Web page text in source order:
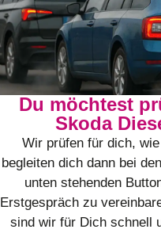
Du möchtest
Skoda
Wir prüfen für dich,
begleiten dich dann bei
unten stehenden
Erstgespräch zu
sind wir für Dich schnell